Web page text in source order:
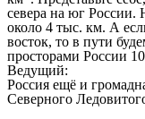
севера на юг России.
около 4 тыс. км. А
восток, то в пути
просторами России
Ведущий:
Россия ещё и
Северного